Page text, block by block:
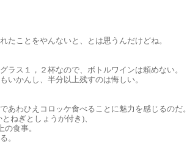
たことをやんないと、とは思うんだけどね。
ラス１，２杯なので、ボトルワインは頼めない。
いかんし、半分以上残すのは悔しい。
あわひえコロッケ食べることに魅力を感じるのだ。
ねぎとしょうが付き)、
食事。
。